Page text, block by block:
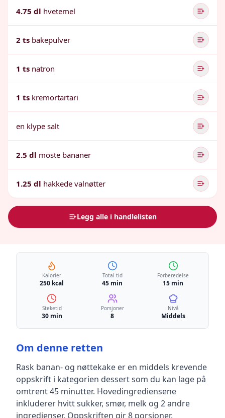
4.75 dl hvetemel
2 ts bakepulver
1 ts natron
1 ts kremortartari
en klype salt
2.5 dl moste bananer
1.25 dl hakkede valnøtter
Legg alle i handlelisten
Kalorier
250 kcal
Total tid
45 min
Forberedelse
15 min
Steketid
30 min
Porsjoner
8
Nivå
Middels
Om denne retten
Rask banan- og nøttekake er en middels krevende
oppskrift i kategorien dessertsom du kan lage på
omtrent 45 minutter. Hovedingrediensene
inkluderer hvitt sukker, smør, melk og 2 andre
ingredienser. Oppskriften gir8 porsjoner.